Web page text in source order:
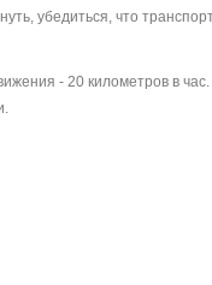
убедиться, что
- 20 километров в